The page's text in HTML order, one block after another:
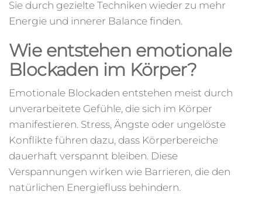
Sie durch gezielte Techniken wieder zu mehr
Energie und innerer Balance finden.
Wie entstehen emotionale
Blockaden im Körper?
Emotionale Blockaden entstehen meist durch
unverarbeitete Gefühle, die sich im Körper
manifestieren. Stress, Ängste oder ungelöste
Konflikte führen dazu, dass Körperbereiche
dauerhaft verspannt bleiben. Diese
Verspannungen wirken wie Barrieren, die den
natürlichen Energiefluss behindern.